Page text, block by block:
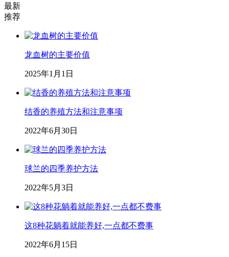
最新
推荐
龙血树的主要价值
2025年1月1日
结香的养殖方法和注意事项
2022年6月30日
球兰的四季养护方法
2022年5月3日
这8种花躺着就能养好,一点都不费事
2022年6月15日